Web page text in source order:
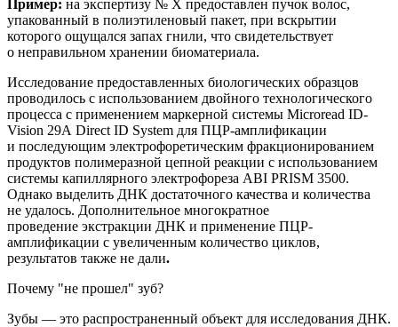
Пример: на экспертизу № Х предоставлен пучок волос,
упакованный в полиэтиленовый пакет, при вскрытии
которого ощущался запах гнили, что свидетельствует
о неправильном хранении биоматериала.
Исследование предоставленных биологических образцов
проводилось с использованием двойного технологического
процесса с применением маркерной системы Microread ID-
Vision 29A Direct ID System для ПЦР-амплификации
и последующим электрофоретическим фракционированием
продуктов полимеразной цепной реакции с использованием
системы капиллярного электрофореза ABI PRISM 3500.
Однако выделить ДНК достаточного качества и количества
не удалось. Дополнительное многократное
проведение экстракции ДНК и применение ПЦР-
амплификации с увеличенным количество циклов,
результатов также не дали.
Почему "не прошел" зуб?
Зубы — это распространенный объект для исследования ДНК.